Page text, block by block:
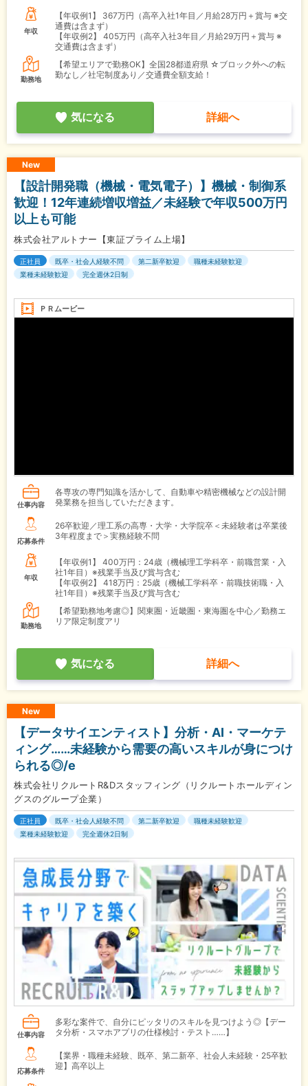
年収
【年収例1】
367万円（高卒入社1年目／月給28万円＋賞与 ※交
通費は含まず）
【年収例2】
405万円（高卒入社3年目／月給29万円＋賞与 ※
交通費は含まず）
勤務地
【希望エリアで勤務OK】全国28都道府県 ☆ブロック外への転
勤なし／社宅制度あり／交通費全額支給！
気になる 詳細へ
New
【設計開発職（機械・電気電子）】機械・制御系
歓迎！12年連続増収増益／未経験で年収500万円
以上も可能
株式会社アルトナー【東証プライム上場】
正社員 既卒・社会人経験不問 第二新卒歓迎
職種未経験歓迎
業種未経験歓迎
完全週休2日制
ＰＲムービー
仕事内容
各専攻の専門知識を活かして、自動車や精密機械などの設計開
発業務を担当していただきます。
応募条件
26卒歓迎／理工系の高専・大学・大学院卒＜未経験者は卒業後
3年程度まで＞実務経験不問
年収
【年収例1】
400万円：24歳（機械理工学科卒・前職営業・入
社1年目）※残業手当及び賞与含む
【年収例2】
418万円：25歳（機械工学科卒・前職技術職・入
社1年目）※残業手当及び賞与含む
勤務地
【希望勤務地考慮◎】関東圏・近畿圏・東海圏を中心／勤務エ
リア限定制度アリ
気になる 詳細へ
New
【データサイエンティスト】分析・AI・マーケテ
ィング……未経験から需要の高いスキルが身につけ
られる◎/e
株式会社リクルートR&Dスタッフィング（リクルートホールディン
グスのグループ企業）
正社員 既卒・社会人経験不問 第二新卒歓迎
職種未経験歓迎
業種未経験歓迎
完全週休2日制
仕事内容
多彩な案件で、自分にピッタリのスキルを見つけよう◎【デー
タ分析・スマホアプリの仕様検討・テスト……】
応募条件
【業界・職種未経験、既卒、第二新卒、社会人未経験・25卒歓
迎】高卒以上